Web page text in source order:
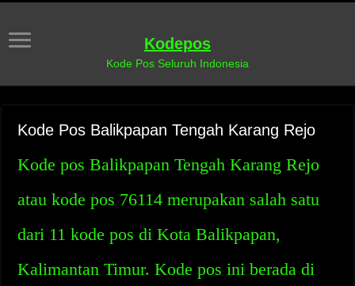
Kodepos
Kode Pos Seluruh Indonesia
Kode Pos Balikpapan Tengah Karang Rejo
Kode pos Balikpapan Tengah Karang Rejo
atau kode pos 76114 merupakan salah satu
dari 11 kode pos di Kota Balikpapan,
Kalimantan Timur. Kode pos ini berada di